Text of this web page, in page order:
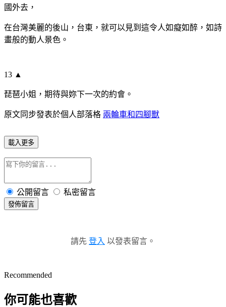
國外去，
在台灣美麗的後山，台東，就可以見到這令人如癡如醉，如詩
畫般的動人景色。
13 ▲
琵琶小姐，期待與妳下一次的約會。
原文同步發表於個人部落格 兩輪車和四腳獸
載入更多
公開留言 私密留言
發佈留言
請先 登入 以發表留言。
Recommended
你可能也喜歡